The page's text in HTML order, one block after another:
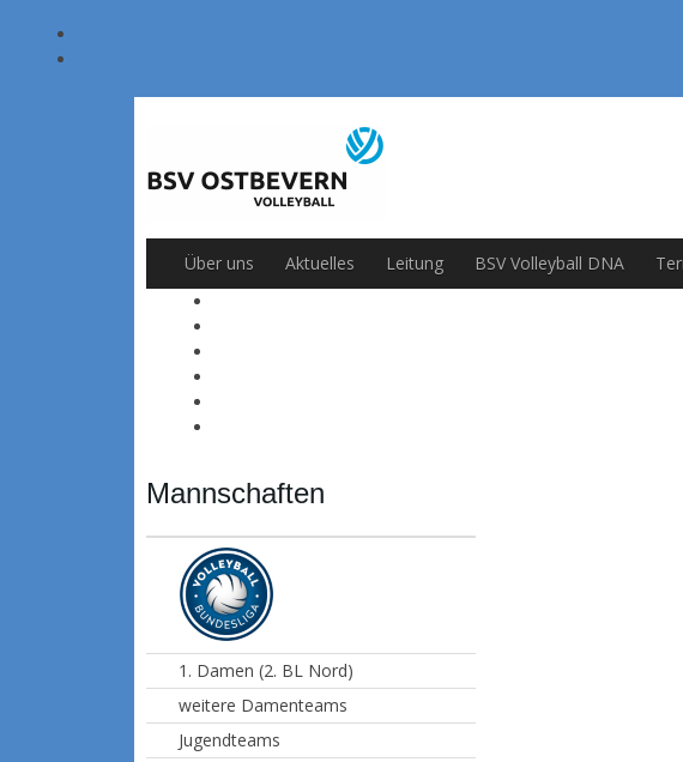
Über uns Aktuelles Leitung BSV Volleyball DNA
Mannschaften
1. Damen (2. BL Nord)
weitere Damenteams
Jugendteams